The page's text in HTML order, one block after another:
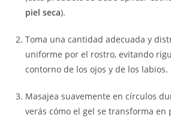
piel seca).
Toma una cantidad adecuada y
uniforme por el rostro, evitando
contorno de los ojos y de los labios.
Masajea suavemente en círculos
verás cómo el gel se transforma en